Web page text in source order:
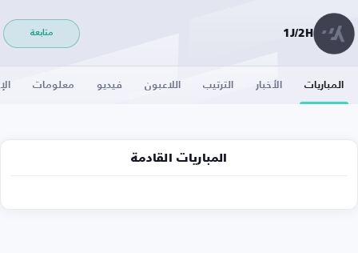
1J/2H متابعة
المباريات الأخبار الترتيب اللاعبون فيديو معلومات
المباريات القادمة